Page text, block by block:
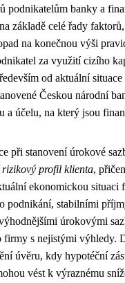
podnikatelům banky a
základě celé řady
na konečnou výši
za využití cizího
od aktuální
Českou národní
a účelu, na který jsou
při stanovení úrokové
profil klienta,
ekonomickou situaci
podnikání, stabilními
úrokovými
firmy s nejistými výhledy.
úvěru, kdy hypotéční
vést k výraznému